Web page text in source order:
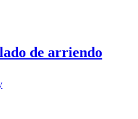
de arriendo